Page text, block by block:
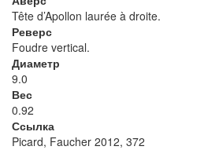
Tête d’Apollon laurée à droite.
Реверс
Foudre vertical.
Диаметр
9.0
Вес
0.92
Ссылка
Picard, Faucher 2012, 372